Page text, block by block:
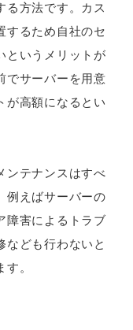
る方法です。カス
するため自社のセ
というメリットが
でサーバーを用意
が高額になるとい
ンテナンスはすべ
例えばサーバーの
障害によるトラブ
なども行わないと
。